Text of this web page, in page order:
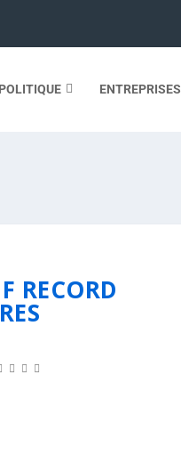
POLITIQUE ENTREPRISES
RECORD